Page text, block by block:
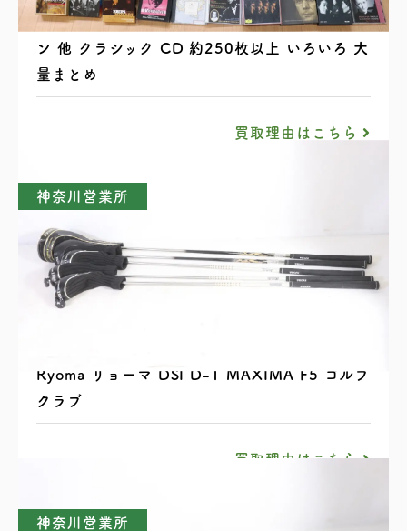
ベートーベン ブラームス シューベルト ショパ
ン 他 クラシック CD 約250枚以上 いろいろ 大
量まとめ
買取理由はこちら
神奈川営業所
Ryoma リョーマ DSI D-1 MAXIMA F5 ゴルフ
クラブ
買取理由はこちら
神奈川営業所